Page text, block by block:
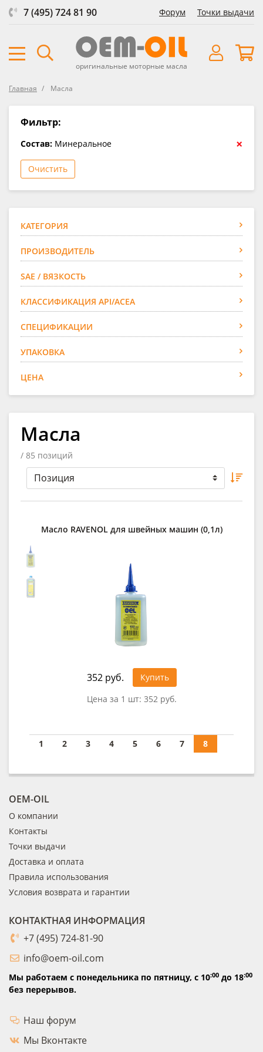
7 (495) 724 81 90 Форум Точки выдачи
оригинальные моторные масла
Главная Масла
Фильтр:
Состав: Минеральное ×
Очистить
КАТЕГОРИЯ
ПРОИЗВОДИТЕЛЬ
SAE / ВЯЗКОСТЬ
КЛАССИФИКАЦИЯ API/ACEA
СПЕЦИФИКАЦИИ
УПАКОВКА
ЦЕНА
Масла
/ 85 позиций
Масло RAVENOL для швейных машин (0,1л)
352 руб.
Купить
Цена за 1 шт: 352 руб.
1 2 3 4 5 6 7 8
OEM-OIL
О компании
Контакты
Точки выдачи
Доставка и оплата
Правила использования
Условия возврата и гарантии
КОНТАКТНАЯ ИНФОРМАЦИЯ
+7 (495) 724-81-90
info@oem-oil.com
Мы работаем с понедельника по пятницу, с 10:00 до 18:00
без перерывов.
Наш форум
Мы Вконтакте